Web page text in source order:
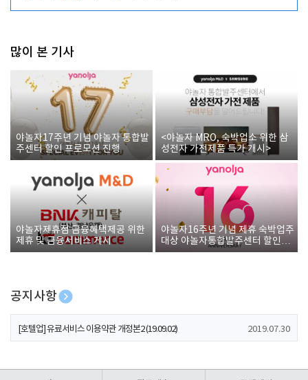
많이 본 기사
야놀자17주년 기념 야놀자 통합발
주센터 할인 프로모션 진행
<야놀자 MRO, 숙박업소 위한 삼
성전자 가전제품 특가 개시>
야놀자제휴점 금융혜택제공 위한
제휴 및 금융서비스 게시
야놀자16주년 기념 제휴 숙박업주
대상 야놀자통합발주센터 할인쿠
폰 증정
공지사항
[호텔업] 개인정보 처리방침 개정본1 (19.09.02)
[호텔업] 유료서비스 이용약관 개정본2 (19.09.02) 2019.07.30